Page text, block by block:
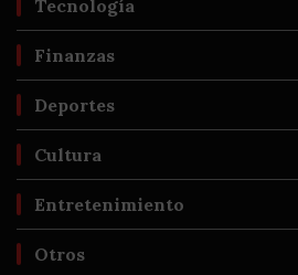
Tecnología
Finanzas
Deportes
Cultura
Entretenimiento
Otros